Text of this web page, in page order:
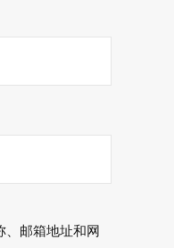
、邮箱地址和网